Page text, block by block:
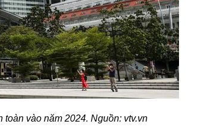
vào năm 2024. Nguồn: vtv.vn